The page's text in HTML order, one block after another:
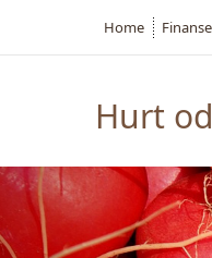
Hurt
Home Finanse